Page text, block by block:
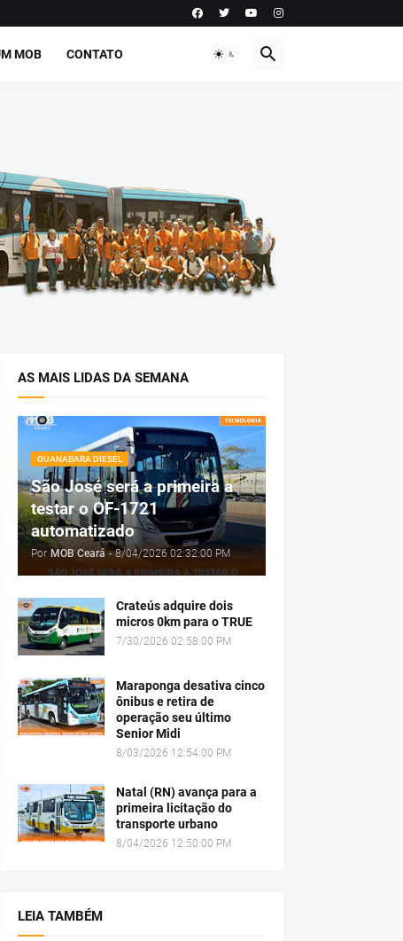
MOB CONTATO
AS MAIS LIDAS DA SEMANA
GUANABARA DIESEL
São José será a primeira a
testar o OF-1721
automatizado
Por MOB Ceará - 8/04/2026 02:32:00 PM
Crateús adquire dois
micros 0km para o TRUE
7/30/2026 02:58:00 PM
Maraponga desativa cinco
ônibus e retira de
operação seu último
Senior Midi
8/03/2026 12:54:00 PM
Natal (RN) avança para a
primeira licitação do
transporte urbano
8/04/2026 12:50:00 PM
LEIA TAMBÉM